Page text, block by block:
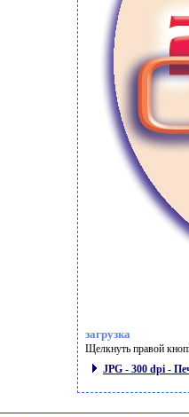
загрузка
Щелкнуть правой
JPG - 300 dpi -